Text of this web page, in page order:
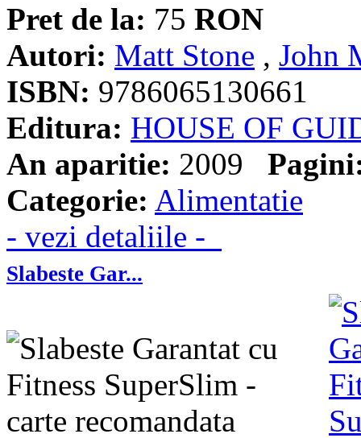
Pret de la: 75 RON
Autori: Matt Stone , John
ISBN: 9786065130661
Editura: HOUSE OF
An aparitie: 2009
Categorie: Alimentatie
- vezi detaliile -
Slabeste Gar...